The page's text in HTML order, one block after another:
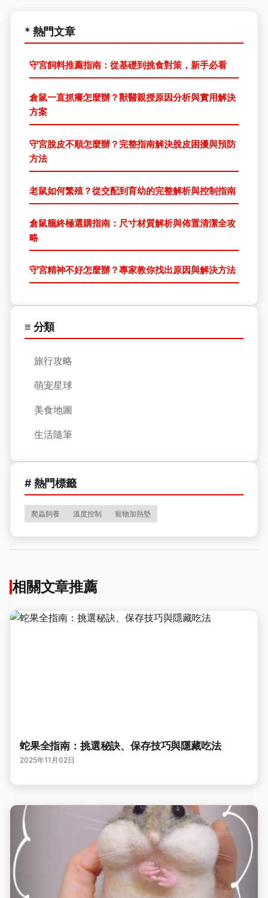
* 熱門文章
守宮飼料推薦指南：從基礎到挑食對策，新手必看
倉鼠一直抓癢怎麼辦？獸醫親授原因分析與實用解決
方案
守宮脫皮不順怎麼辦？完整指南解決脫皮困擾與預防
方法
老鼠如何繁殖？從交配到育幼的完整解析與控制指南
倉鼠籠終極選購指南：尺寸材質解析與佈置清潔全攻
略
守宮精神不好怎麼辦？專家教你找出原因與解決方法
≡ 分類
旅行攻略
萌宠星球
美食地圖
生活隨筆
# 熱門標籤
爬蟲飼養 溫度控制 寵物加熱墊
相關文章推薦
蛇果全指南：挑選秘訣、保存技巧與隱藏吃法
2025年11月02日